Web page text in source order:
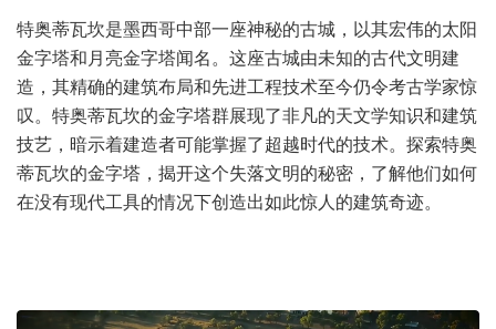
特奥蒂瓦坎是墨西哥中部一座神秘的古城，以其宏伟的太阳
金字塔和月亮金字塔闻名。这座古城由未知的古代文明建
造，其精确的建筑布局和先进工程技术至今仍令考古学家惊
叹。特奥蒂瓦坎的金字塔群展现了非凡的天文学知识和建筑
技艺，暗示着建造者可能掌握了超越时代的技术。探索特奥
蒂瓦坎的金字塔，揭开这个失落文明的秘密，了解他们如何
在没有现代工具的情况下创造出如此惊人的建筑奇迹。